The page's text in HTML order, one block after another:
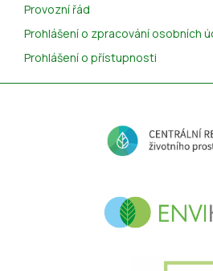
Provozní řád
Prohlášení o zpracování osobních
Prohlášení o přístupnosti